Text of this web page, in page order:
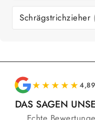
Schrägstrichzieher
★★★★★
DAS SAGEN